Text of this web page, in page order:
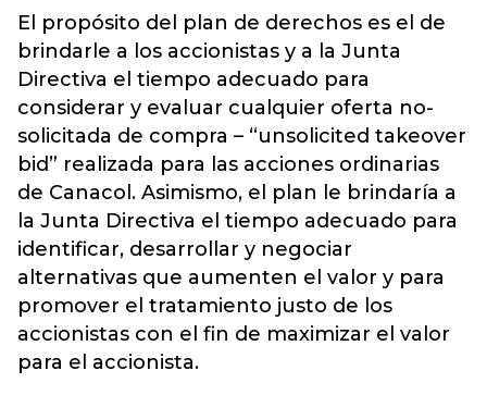
El propósito del plan de derechos es el de
brindarle a los accionistas y a la Junta
Directiva el tiempo adecuado para
considerar y evaluar cualquier oferta no-
solicitada de compra – “unsolicited takeover
bid” realizada para las acciones ordinarias
de Canacol. Asimismo, el plan le brindaría a
la Junta Directiva el tiempo adecuado para
identificar, desarrollar y negociar
alternativas que aumenten el valor y para
promover el tratamiento justo de los
accionistas con el fin de maximizar el valor
para el accionista.